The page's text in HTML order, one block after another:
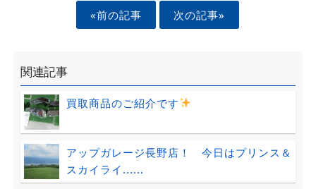
«前の記事 次の記事»
関連記事
買取商品のご紹介です
アップガレージ長野店！ 今日はプリンス＆
スカイライ......